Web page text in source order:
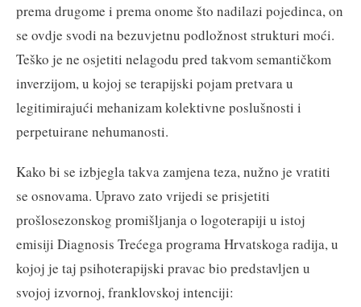
prema drugome i prema onome što nadilazi pojedinca, on
se ovdje svodi na bezuvjetnu podložnost strukturi moći.
Teško je ne osjetiti nelagodu pred takvom semantičkom
inverzijom, u kojoj se terapijski pojam pretvara u
legitimirajući mehanizam kolektivne poslušnosti i
perpetuirane nehumanosti.
Kako bi se izbjegla takva zamjena teza, nužno je vratiti
se osnovama. Upravo zato vrijedi se prisjetiti
prošlosezonskog promišljanja o logoterapiji u istoj
emisiji Diagnosis Trećega programa Hrvatskoga radija, u
kojoj je taj psihoterapijski pravac bio predstavljen u
svojoj izvornoj, franklovskoj intenciji: